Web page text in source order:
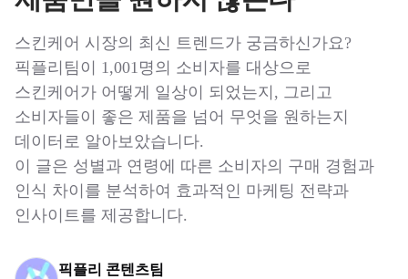
스킨케어 시장의 최신 트렌드가 궁금하신가요?
픽플리팀이 1,001명의 소비자를 대상으로
스킨케어가 어떻게 일상이 되었는지, 그리고
소비자들이 좋은 제품을 넘어 무엇을 원하는지
데이터로 알아보았습니다.
이 글은 성별과 연령에 따른 소비자의 구매 경험과
인식 차이를 분석하여 효과적인 마케팅 전략과
인사이트를 제공합니다.
픽플리 콘텐츠팀